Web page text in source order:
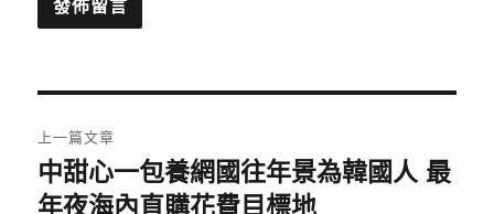
章
上一篇文章
上
一
中甜心一包養網國往年景為韓國人 最
年夜海內直購花費目標地